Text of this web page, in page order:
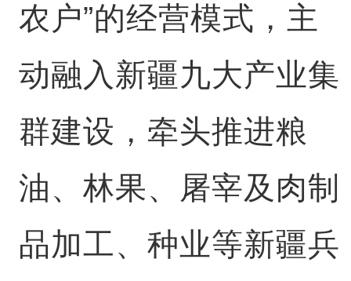
农户”的经营模式，主
动融入新疆九大产业集
群建设，牵头推进粮
油、林果、屠宰及肉制
品加工、种业等新疆兵